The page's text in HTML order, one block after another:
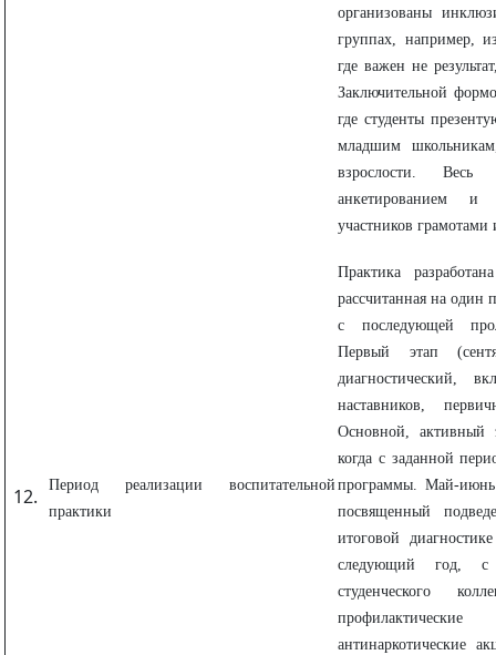
организованы
группах, например,
где важен не
Заключительной
где студенты
младшим
взрослости. Весь
анкетированием и
участников
Период реализации воспитательной
практики
Практика
рассчитанная на один
с последующей
Первый этап
диагностический,
наставников,
Основной, активный
когда с заданной
программы. Май-
посвященный
итоговой
следующий год, с
студенческого
антинаркотические